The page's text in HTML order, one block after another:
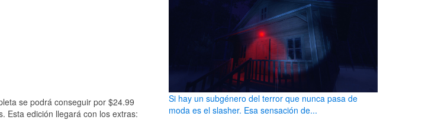
se podrá conseguir por $24.99
Esta edición llegará con los extras:
Si hay un subgénero del terror que nunca pasa de
moda es el slasher. Esa sensación de...